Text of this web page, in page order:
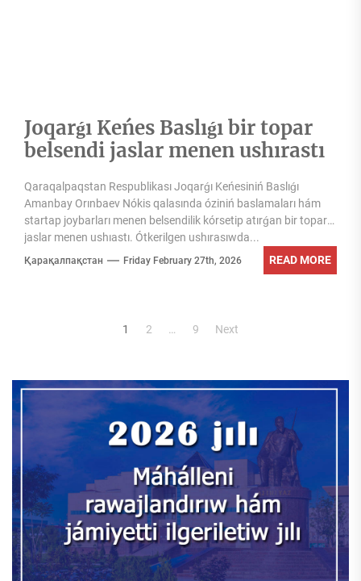
Joqarǵı Keńes Baslıǵı bir topar
belsendi jaslar menen ushırastı
Qaraqalpaqstan Respublikası Joqarǵı Keńesiniń Baslıǵı
Amanbay Orınbaev Nókis qalasında óziniń baslamaları hám
startap joybarları menen belsendilik kórsetip atırǵan bir topar
jaslar menen ushıastı. Ótkerilgen ushırasıwda...
Қарақалпақстан Friday February 27th, 2026 READ MORE
1 2 … 9 Next